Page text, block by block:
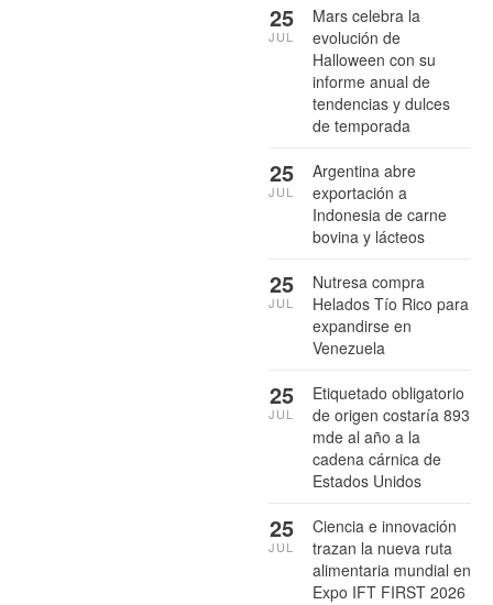
Mars celebra la
evolución de
Halloween con su
informe anual de
tendencias y dulces
de temporada
25
JUL
Argentina abre
exportación a
Indonesia de carne
bovina y lácteos
25
JUL
Nutresa compra
Helados Tío Rico para
expandirse en
Venezuela
25
JUL
Etiquetado obligatorio
de origen costaría 893
mde al año a la
cadena cárnica de
Estados Unidos
25
JUL
Ciencia e innovación
trazan la nueva ruta
alimentaria mundial en
Expo IFT FIRST 2026
25
JUL